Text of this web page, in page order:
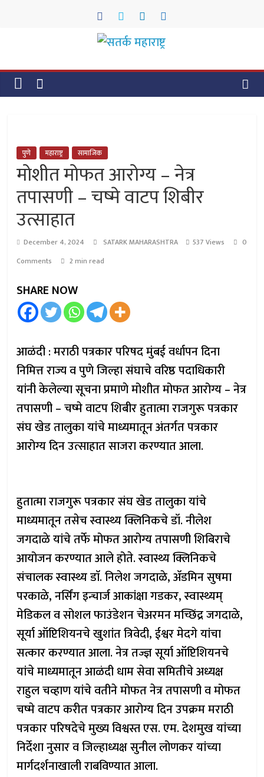
सतर्क
महाराष्ट्र
पुणे महाराष्ट्र सामाजिक
मोशीत मोफत आरोग्य – नेत्र
तपासणी – चष्मे वाटप शिबीर
उत्साहात
December 4, 2024 SATARK MAHARASHTRA 537 Views
0
Comments
2 min read
SHARE NOW
आळंदी : मराठी पत्रकार परिषद मुंबई वर्धापन दिना
निमित्त राज्य व पुणे जिल्हा संघाचे वरिष्ठ पदाधिकारी
यांनी केलेल्या सूचना प्रमाणे मोशीत मोफत आरोग्य – नेत्र
तपासणी – चष्मे वाटप शिबीर हुतात्मा राजगुरू पत्रकार
संघ खेड तालुका यांचे माध्यमातून अंतर्गत पत्रकार
आरोग्य दिन उत्साहात साजरा करण्यात आला.
हुतात्मा राजगुरू पत्रकार संघ खेड तालुका यांचे
माध्यमातून तसेच स्वास्थ्य क्लिनिकचे डॉ. नीलेश
जगदाळे यांचे तर्फे मोफत आरोग्य तपासणी शिबिराचे
आयोजन करण्यात आले होते. स्वास्थ्य क्लिनिकचे
संचालक स्वास्थ्य डाॅ. निलेश जगदाळे, अ‍ॅडमिन सुषमा
परकाळे, नर्सिंग इन्चार्ज आकांक्षा गडकर, स्वास्थ्यम्
मेडिकल व सोशल फाउंडेशन चेअरमन मच्छिंद्र जगदाळे,
सूर्या ऑप्टिशियनचे खुशांत त्रिवेदी, ईश्वर मेदगे यांचा
सत्कार करण्यात आला. नेत्र तज्ज्ञ सूर्या ऑप्टिशियनचे
यांचे माध्यमातून आळंदी धाम सेवा समितीचे अध्यक्ष
राहुल चव्हाण यांचे वतीने मोफत नेत्र तपासणी व मोफत
चष्मे वाटप करीत पत्रकार आरोग्य दिन उपक्रम मराठी
पत्रकार परिषदेचे मुख्य विश्वस्त एस. एम. देशमुख यांच्या
निर्देशा नुसार व जिल्हाध्यक्ष सुनील लोणकर यांच्या
मार्गदर्शनाखाली राबविण्यात आला.